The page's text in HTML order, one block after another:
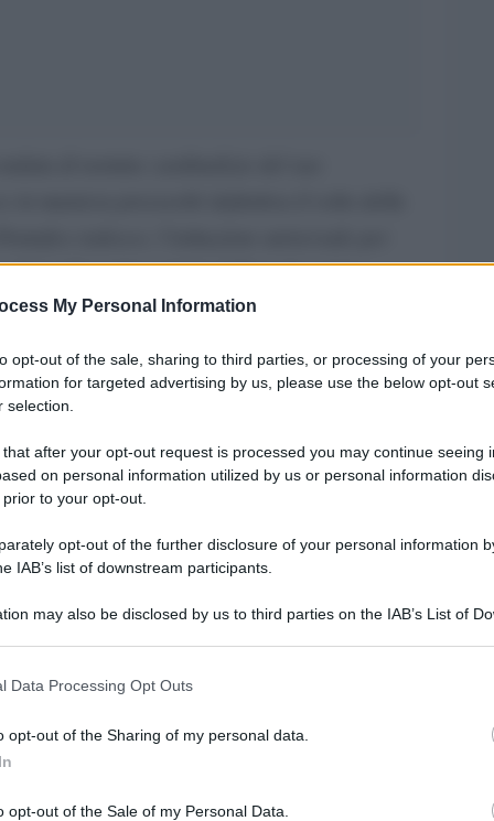
My Personal Information
opt-out of the sale, sharing to third parties, or processing of your
for targeted advertising by us, please use the below opt-out
selection.
that after your opt-out request is processed you may continue seeing
on personal information utilized by us or personal information
to your opt-out.
opt-out of the further disclosure of your personal information
IAB’s list of downstream participants.
may also be disclosed by us to third parties on the IAB’s List of
including but not limited to your visit or usage behaviour. You may click
to Google and its third-party tags to use your data for below specified
consent section.
Data Processing Opt Outs
opt-out of the Sharing of my personal data.
opt-out of the Sale of my Personal Data.
Venerdì mattina infatti, il Papa ha prima
l’epifania nella basilica di San Pietro,
ben 18 sono ‘elettori’, hanno cioè diritto
agli 80 anni.
che conta: vale a dire il nucleo composto
il volto del futuro leader della Chiesa
della Chiesa’ sono italiani e 6 di loro fanno
stata esclusa del tutto, l’eurocentrismo
alle esigenze di potere del cosiddetto “partito
della Chiesa: Africa e America
è ancora vivo e vegeto e addirittura
di nomine, berrette rosse, dignità
l’ancien regime che prova a chiudere la porta